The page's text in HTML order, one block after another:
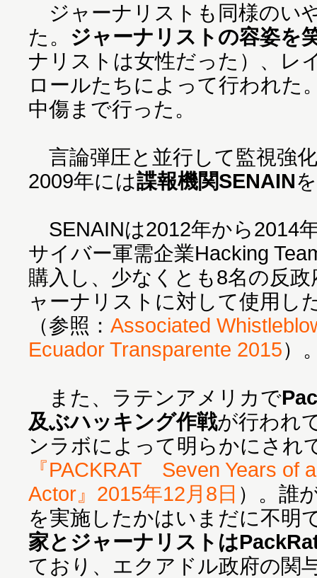
ジャーナリストも同様のい
た。 ジャーナリストの容姿を
ナリストは女性だった）、レ
ロールたちによって行われた
中傷まで行った。
言論弾圧と並行して監視強
2009年には諜報機関SENAIN
SENAINは2012年から2014
サイバー軍需企業Hacking
購入し、少なくとも8名の反
ャーナリストに対して使用し
（参照： Associated
Ecuador Transparente 2015）
また、ラテンアメリカで
及ぶハッキング作戦が行われ
ンラボによって明らかにされ
『PACKRAT Seven Years of
Actor』2015年12月8日 ）。誰
を実施したかはいまだに不明
家とジャーナリストは
ており、エクアドル政府の関